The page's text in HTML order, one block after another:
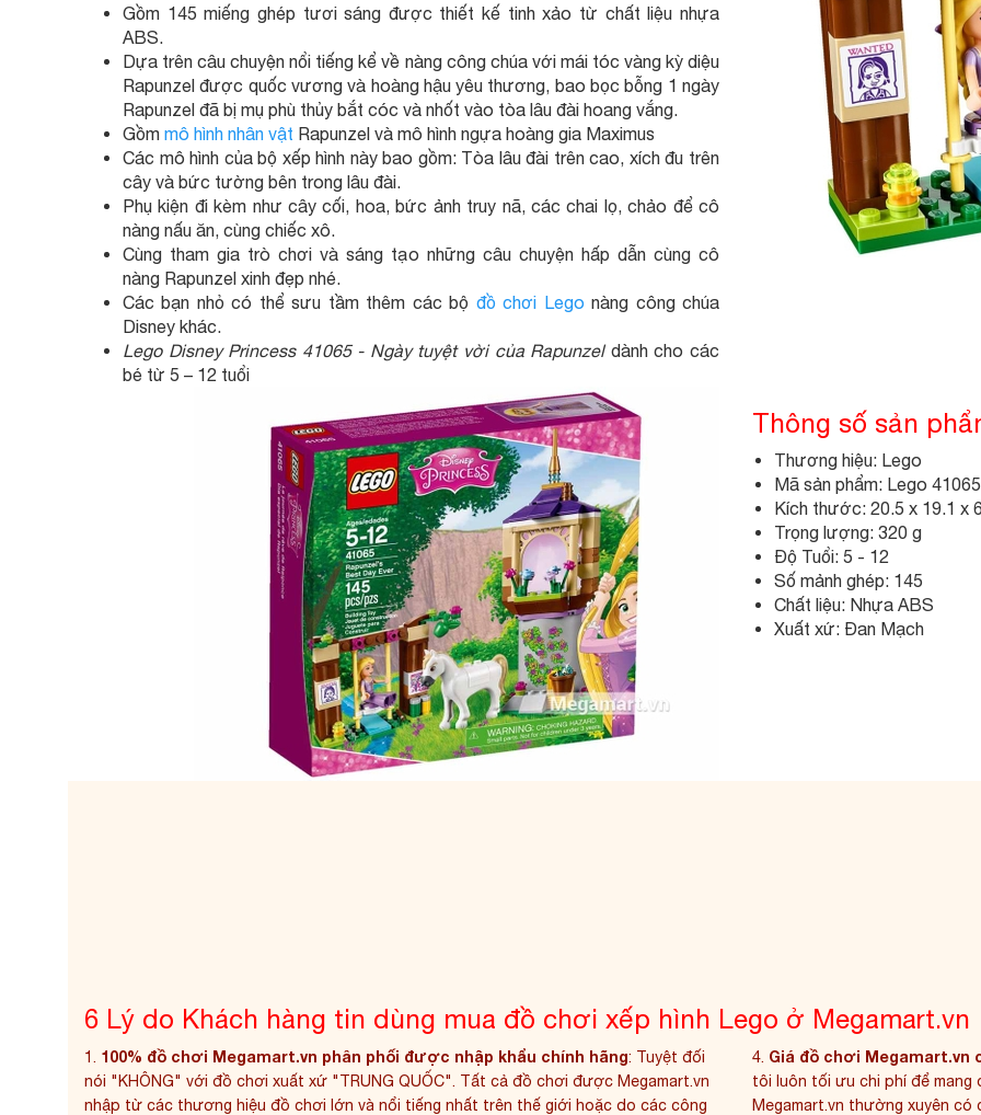
Gồm 145 miếng ghép tươi sáng được thiết kế tinh xảo từ chất liệu nhựa
ABS.
Dựa trên câu chuyện nổi tiếng kể về nàng công chúa với mái tóc vàng kỳ diệu
Rapunzel được quốc vương và hoàng hậu yêu thương, bao bọc bỗng 1 ngày
Rapunzel đã bị mụ phù thủy bắt cóc và nhốt vào tòa lâu đài hoang vắng.
Gồm mô hình nhân vật Rapunzel và mô hình ngựa hoàng gia Maximus
Các mô hình của bộ xếp hình này bao gồm: Tòa lâu đài trên cao, xích đu trên
cây và bức tường bên trong lâu đài.
Phụ kiện đi kèm như cây cối, hoa, bức ảnh truy nã, các chai lọ, chảo để cô
nàng nấu ăn, cùng chiếc xô.
Cùng tham gia trò chơi và sáng tạo những câu chuyện hấp dẫn cùng cô
nàng Rapunzel xinh đẹp nhé.
Các bạn nhỏ có thể sưu tầm thêm các bộ đồ chơi Legonàng công chúa
Disney khác.
Lego Disney Princess 41065 - Ngày tuyệt vời của Rapunzeldành cho các
bé từ 5 – 12 tuổi
Thông số sản
Thương hiệu: Lego
Mã sản phẩm: Lego 41065
Kích thước: 20.5 x 19.1 x
Trọng lượng: 320 g
Độ Tuổi: 5 - 12
Số mảnh ghép: 145
Chất liệu: Nhựa ABS
Xuất xứ: Đan Mạch
6 Lý do Khách hàng tin dùng mua đồ chơi xếp hình Lego ở Megamart.vn
1. 100% đồ chơi Megamart.vn phân phối được nhập khẩu chính hãng: Tuyệt đối
nói "KHÔNG" với đồ chơi xuất xứ "TRUNG QUỐC". Tất cả đồ chơi được Megamart.vn
nhập từ các thương hiệu đồ chơi lớn và nổi tiếng nhất trên thế giới hoặc do các công
4. Giá đồ chơi
tôi luôn tối ưu chi phí để mang
Megamart.vn thường xuyên có